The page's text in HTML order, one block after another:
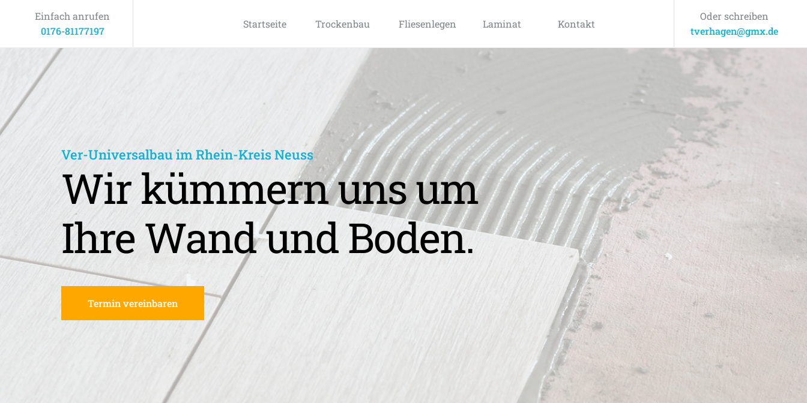
Einfach anrufen
0176-81177197
Startseite Trockenbau Fliesenlegen Laminat Kontakt
Oder schreiben
tverhagen@gmx.de
Ver-Universalbau im Rhein-Kreis Neuss
Wir kümmern uns um
Ihre Wand und Boden.
Termin vereinbaren